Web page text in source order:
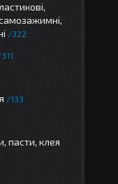
322
311
133
пасти, клея